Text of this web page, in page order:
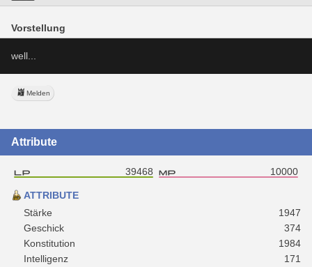
Vorstellung
well...
Melden
Attribute
39468 10000
ATTRIBUTE
Stärke
1947
Geschick
374
Konstitution
1984
Intelligenz
171